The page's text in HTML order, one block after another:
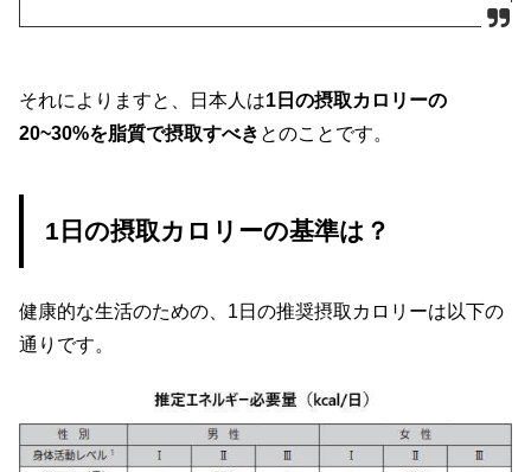
それによりますと、日本人は1日の摂取カロリーの
20~30%を脂質で摂取すべき とのことです。
1日の摂取カロリーの基準は？
健康的な生活のための、1日の推奨摂取カロリーは以下の
通りです。